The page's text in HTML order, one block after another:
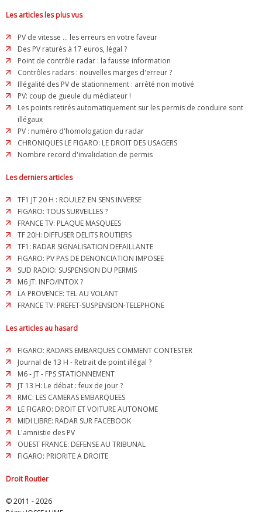
Les articles les plus vus
PV de vitesse ... les erreurs en votre faveur
Des PV raturés à 17 euros, légal ?
Point de contrôle radar : la fausse information
Contrôles radars : nouvelles marges d'erreur ?
Illégalité des PV de stationnement : arrêté non motivé
PV: coup de gueule du médiateur !
Les points retirés automatiquement sur les permis de conduire sont
illégaux
PV : numéro d'homologation du radar
CHRONIQUES LE FIGARO: LE DROIT DES USAGERS
Nombre record d'invalidation de permis
Les derniers articles
TF1 JT 20 H : ROULEZ EN SENS INVERSE
FIGARO: TOUS SURVEILLES ?
FRANCE TV: PLAQUE MASQUEES
TF 20H: DIFFUSER DELITS ROUTIERS
TF1: RADAR SIGNALISATION DEFAILLANTE
FIGARO: PV PAS DE DENONCIATION IMPOSEE
SUD RADIO: SUSPENSION DU PERMIS
M6 JT: INFO/INTOX ?
LA PROVENCE: TEL AU VOLANT
FRANCE TV: PREFET-SUSPENSION-TELEPHONE
Les articles au hasard
FIGARO: RADARS EMBARQUES COMMENT CONTESTER
Journal de 13 H - Retrait de point illégal ?
M6 - JT - FPS STATIONNEMENT
JT 13 H: Le débat : feux de jour ?
RMC: LES CAMERAS EMBARQUEES
LE FIGARO: DROIT ET VOITURE AUTONOME
MIDI LIBRE: RADAR SUR FACEBOOK
L'amnistie des PV
OUEST FRANCE: DEFENSE AU TRIBUNAL
FIGARO: PRIORITE A DROITE
Droit Routier
© 2011 - 2026